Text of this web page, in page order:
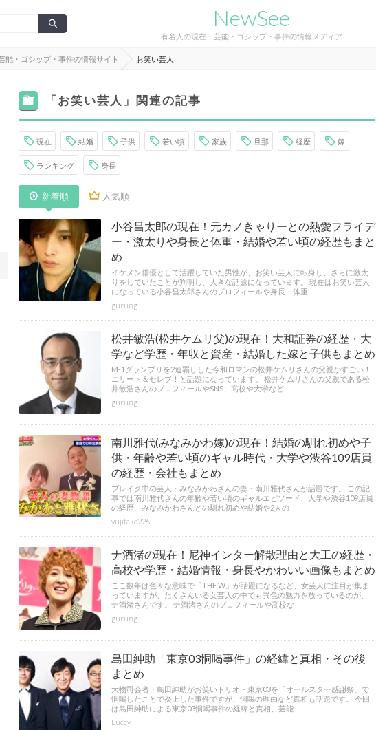
NewSee
有名人の現在・芸能・ゴシップ・事件の情報メディア
能・ゴシップ・事件の情報サイト お笑い芸人
「お笑い芸人」関連の記事
現在 結婚 子供 若い頃 家族 旦那 経歴 嫁
ランキング 身長
新着順 人気順
小谷昌太郎の現在！元カノきゃりーとの熱愛フライデ
ー・激太りや身長と体重・結婚や若い頃の経歴もまと
め
イケメン俳優として活躍していた男性が、お笑い芸人に転身し、さらに激太
りをしていたことが判明し、大きな話題になっています。 現在はお笑い芸人
になっている小谷昌太郎さんのプロフィールや身長・体重
gurung
松井敏浩(松井ケムリ父)の現在！大和証券の経歴・大
学など学歴・年収と資産・結婚した嫁と子供もまとめ
M-1グランプリを2連覇しした令和ロマンの松井ケムリさんの父親がすごい！
エリート＆セレブ！と話題になっています。 松井ケムリさんの父親である松
井敏浩さんのプロフィールやSNS、高校や大学など
gurung
南川雅代(みなみかわ嫁)の現在！結婚の馴れ初めや子
供・年齢や若い頃のギャル時代・大学や渋谷109店員
の経歴・会社もまとめ
ブレイク中の芸人・みなみかわさんの妻・南川雅代さんが話題です。 この記
事では南川雅代さんの年齢や若い頃のギャルエピソード、大学や渋谷109店員
の経歴、みなみかわさんとの馴れ初めや結婚や2人の
yujitake226
ナ酒渚の現在！尼神インター解散理由と大工の経歴・
高校や学歴・結婚情報・身長やかわいい画像もまとめ
ここ数年は色々な意味で「THE W」が話題になるなど、女芸人に注目が集ま
っていますが、たくさんいる女芸人の中でも異色の魅力を放っているのが、
ナ酒渚さんです。 ナ酒渚さんのプロフィールや高校な
gurung
島田紳助「東京03恫喝事件」の経緯と真相・その後
まとめ
大物司会者・島田紳助がお笑いトリオ・東京03を「オールスター感謝祭」で
恫喝したことで炎上した事件ですが、恫喝の理由など真相も話題です。 今回
は島田紳助による東京03恫喝事件の経緯と真相、芸能
Luccy